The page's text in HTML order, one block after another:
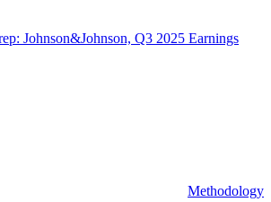
Johnson&Johnson, Q3 2025 Earnings
Methodology